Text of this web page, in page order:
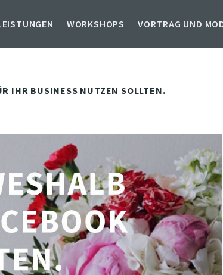
WORKSHOPS VORTRAG UND
IHR BUSINESS NUTZEN SOLLTEN.